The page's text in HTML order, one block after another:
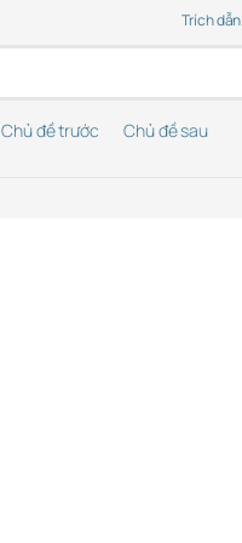
Trích dẫn
Chủ đề trước Chủ đề sau